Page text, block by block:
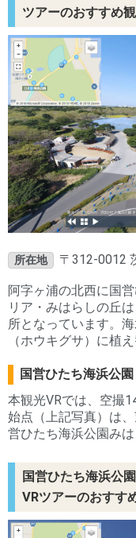
ツアーのおすすめ
所在地 〒312-0012
阿字ヶ浦の北西に国
リア・みはらしの丘
所となっています。
（ホウキグサ）に植
国営ひたち海浜公
本観光VRでは、空撮
始点（上記写真）は
営ひたち海浜公園み
国営ひたち海浜公
VRツアーのおすす